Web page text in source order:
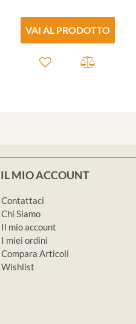
VAI AL PRODOTTO
IL MIO ACCOUNT
Contattaci
Chi Siamo
Il mio account
I miei ordini
Compara Articoli
Wishlist